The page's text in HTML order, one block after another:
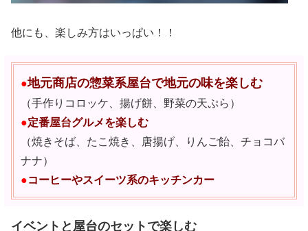
他にも、楽しみ方はいっぱい！！
●地元商店の惣菜系屋台で地元の味を楽しむ
（手作りコロッケ、揚げ餅、野菜の天ぷら）
●定番屋台グルメを楽しむ
（焼きそば、たこ焼き、唐揚げ、りんご飴、チョコバ
ナナ）
●コーヒーやスイーツ系のキッチンカー
イベントと屋台のセットで楽しむ